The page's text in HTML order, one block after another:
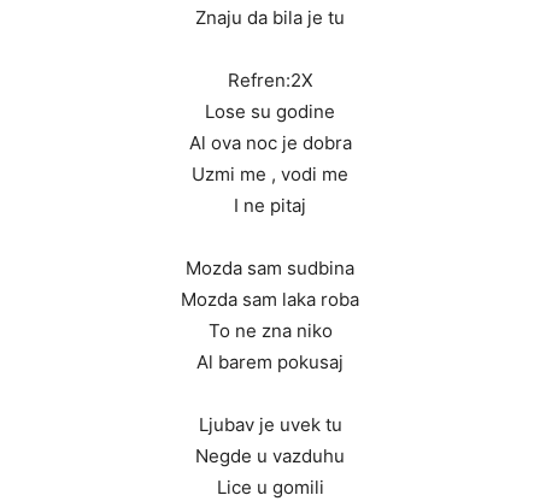
Znaju da bila je tu
Refren:2X
Lose su godine
Al ova noc je dobra
Uzmi me , vodi me
I ne pitaj
Mozda sam sudbina
Mozda sam laka roba
To ne zna niko
Al barem pokusaj
Ljubav je uvek tu
Negde u vazduhu
Lice u gomili